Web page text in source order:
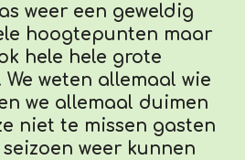
weer een geweldig
hoogtepunten maar
hele hele grote
weten allemaal wie
we allemaal duimen
niet te missen gasten
weer kunnen